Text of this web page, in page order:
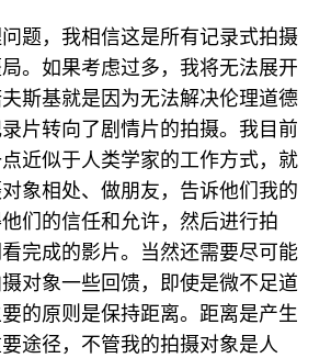
题，我相信这是所有记录式拍摄
。如果考虑过多，我将无法展开
斯基就是因为无法解决伦理道德
片转向了剧情片的拍摄。我目前
近似于人类学家的工作方式，就
象相处、做朋友，告诉他们我的
们的信任和允许，然后进行拍
完成的影片。当然还需要尽可能
对象一些回馈，即使是微不足道
的原则是保持距离。距离是产生
途径，不管我的拍摄对象是人